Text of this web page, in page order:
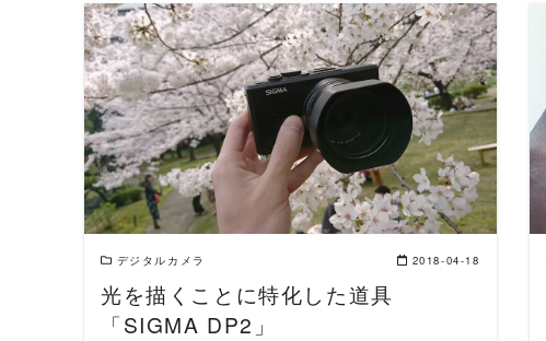
READ MORE
デジタルカメラ 2018-04-18
光を描くことに特化した道具
「SIGMA DP2」